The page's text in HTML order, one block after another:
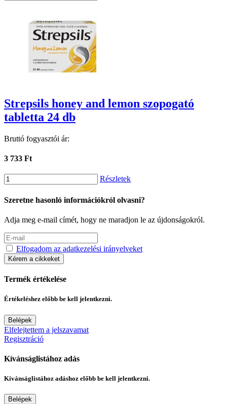
Strepsils honey and lemon szopogató
tabletta 24 db
Bruttó fogyasztói ár:
3 733 Ft
Részletek
Szeretne hasonló információkról olvasni?
Adja meg e-mail címét, hogy ne maradjon le az újdonságokról.
Elfogadom az adatkezelési irányelveket
Kérem a cikkeket
Termék értékelése
Értékeléshez előbb be kell jelentkezni.
Belépek
Elfelejtettem a jelszavamat
Regisztráció
Kívánságlistához adás
Kívánságlistához adáshoz előbb be kell jelentkezni.
Belépek